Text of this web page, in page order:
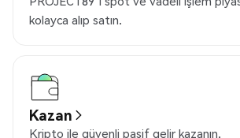
kolayca alıp satın.
Kazan
Kripto ile güvenli pasif gelir kazanın.